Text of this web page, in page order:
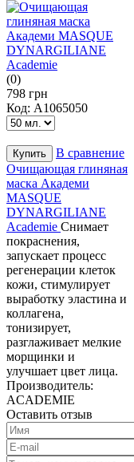
(0)
798 грн
Код: А1065050
В сравнение
Очищающая глиняная
маска Академи
MASQUE
DYNARGILIANE
Academie Снимает
покраснения,
запускает процесс
регенерации клеток
кожи, стимулирует
выработку эластина и
коллагена,
тонизирует,
разглаживает мелкие
морщинки и
улучшает цвет лица.
Производитель:
ACADEMIE
Оставить отзыв